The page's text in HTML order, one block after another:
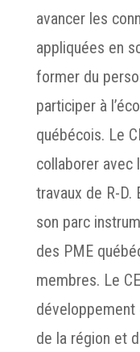
avancer les
appliquées en
former du
participer à
québécois. Le
collaborer avec
travaux de R-D.
son parc
des PME
membres. Le
de la région et